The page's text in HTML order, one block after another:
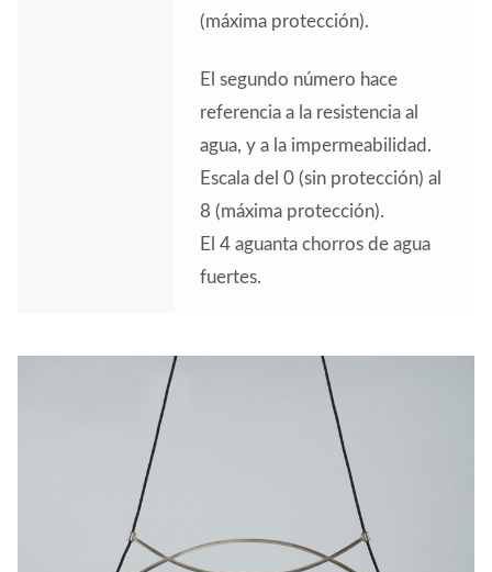
(máxima protección).
El segundo número hace
referencia a la resistencia al
agua, y a la impermeabilidad.
Escala del 0 (sin protección) al
8 (máxima protección).
El 4 aguanta chorros de agua
fuertes.